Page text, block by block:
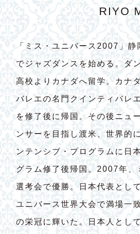
RIYO
「ミス・ユニバース2007」
でジャズダンスを始める。ダ
高校よりカナダへ留学。カナ
バレエの名門クインティバレ
を修了後に帰国。その後ニュ
ンサーを目指し渡米、世界的
ンテンシブ・プログラムに日
グラム修了後帰国。2007年、
選考会で優勝。日本代表とし
ユニバース世界大会で満場一
の栄冠に輝いた。日本人とし